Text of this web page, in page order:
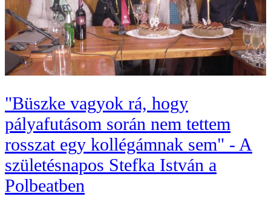
"Büszke vagyok rá, hogy
pályafutásom során nem tettem
rosszat egy kollégámnak sem" - A
születésnapos Stefka István a
Polbeatben